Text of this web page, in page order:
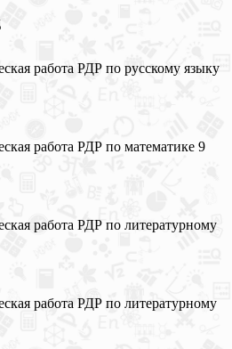
работа РДР по русскому языку
работа РДР по математике 9
работа РДР по литературному
работа РДР по литературному